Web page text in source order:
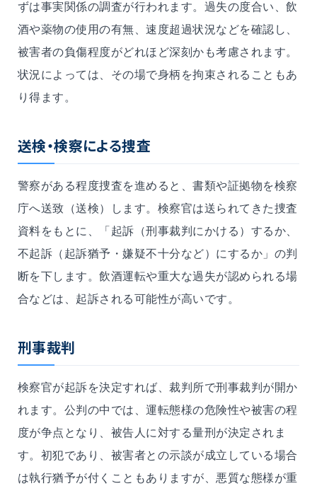
ずは事実関係の調査が行われます。過失の度合い、飲
酒や薬物の使用の有無、速度超過状況などを確認し、
被害者の負傷程度がどれほど深刻かも考慮されます。
状況によっては、その場で身柄を拘束されることもあ
り得ます。
送検・検察による捜査
警察がある程度捜査を進めると、書類や証拠物を検察
庁へ送致（送検）します。検察官は送られてきた捜査
資料をもとに、「起訴（刑事裁判にかける）するか、
不起訴（起訴猶予・嫌疑不十分など）にするか」の判
断を下します。飲酒運転や重大な過失が認められる場
合などは、起訴される可能性が高いです。
刑事裁判
検察官が起訴を決定すれば、裁判所で刑事裁判が開か
れます。公判の中では、運転態様の危険性や被害の程
度が争点となり、被告人に対する量刑が決定されま
す。初犯であり、被害者との示談が成立している場合
は執行猶予が付くこともありますが、悪質な態様が重